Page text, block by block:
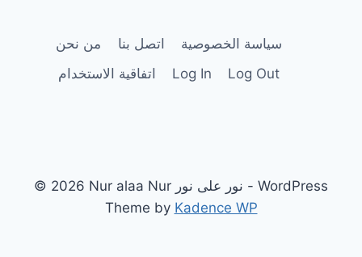
من نحن اتصل بنا
سياسة الخصوصية
اتفاقية الاستخدام
Log In Log Out
© 2026 Nur alaa Nur نور على نور - WordPress
Theme by Kadence WP